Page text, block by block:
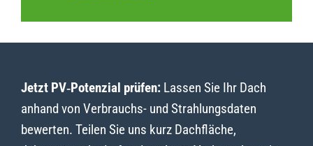
Jetzt PV‑Potenzial prüfen:Lassen Sie Ihr Dach
anhand von Verbrauchs- und Strahlungsdaten
bewerten. Teilen Sie uns kurz Dachfläche,